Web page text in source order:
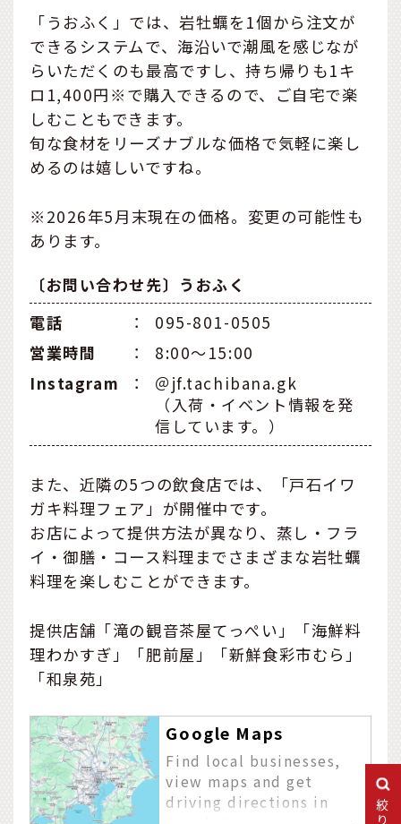
「うおふく」では、岩牡蠣を1個から注文が
できるシステムで、海沿いで潮風を感じなが
らいただくのも最高ですし、持ち帰りも1キ
ロ1,400円※で購入できるので、ご自宅で楽
しむこともできます。
旬な食材をリーズナブルな価格で気軽に楽し
めるのは嬉しいですね。
※2026年5月末現在の価格。変更の可能性も
あります。
〔お問い合わせ先〕うおふく
電話
：
095-801-0505
営業時間
：
8:00〜15:00
Instagram
：
＠jf.tachibana.gk
（入荷・イベント情報を発
信しています。）
また、近隣の5つの飲食店では、「戸石イワ
ガキ料理フェア」が開催中です。
お店によって提供方法が異なり、蒸し・フラ
イ・御膳・コース料理までさまざまな岩牡蠣
料理を楽しむことができます。
提供店舗「滝の観音茶屋てっぺい」「海鮮料
理わかすぎ」「肥前屋」「新鮮食彩市むら」
「和泉苑」
Google Maps
Find local businesses,
view maps and get
driving directions in